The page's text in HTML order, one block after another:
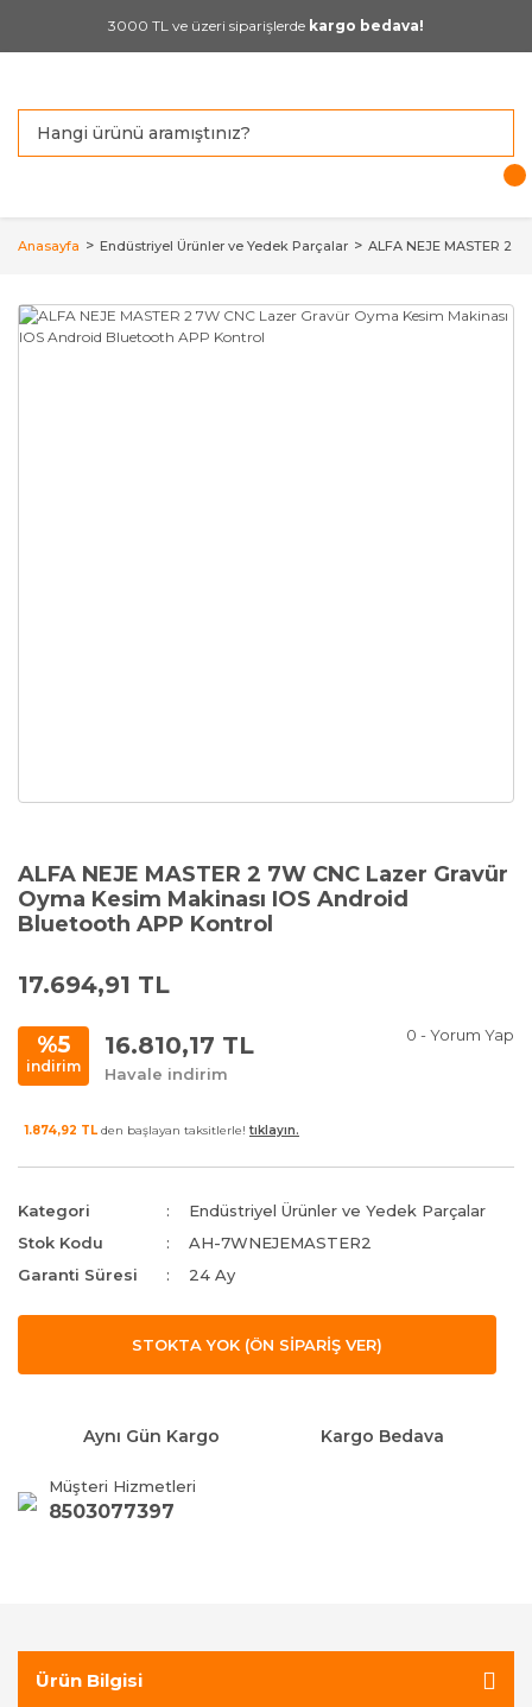
3000 TL ve üzeri siparişlerde kargo bedava!
Anasayfa Endüstriyel Ürünler ve Yedek Parçalar ALFA NEJE MASTER 2
ALFA NEJE MASTER 2 7W CNC Lazer Gravür
Oyma Kesim Makinası IOS Android
Bluetooth APP Kontrol
17.694,91 TL
%5
indirim
16.810,17 TL
Havale indirim
0 - Yorum Yap
1.874,92 TL den başlayan taksitlerle! tıklayın.
Kategori
Endüstriyel Ürünler ve Yedek Parçalar
Stok Kodu
AH-7WNEJEMASTER2
Garanti Süresi
24 Ay
STOKTA YOK (ÖN SİPARİŞ VER)
Aynı Gün Kargo Kargo Bedava
Müşteri Hizmetleri
8503077397
Ürün Bilgisi